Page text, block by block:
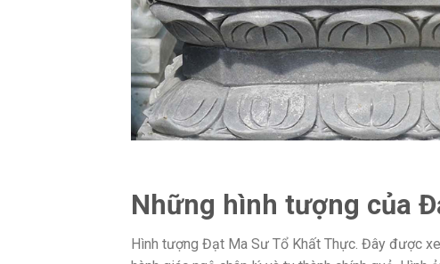
Những hình tượng của
Hình tượng Đạt Ma Sư Tổ Khất Thực. Đây được